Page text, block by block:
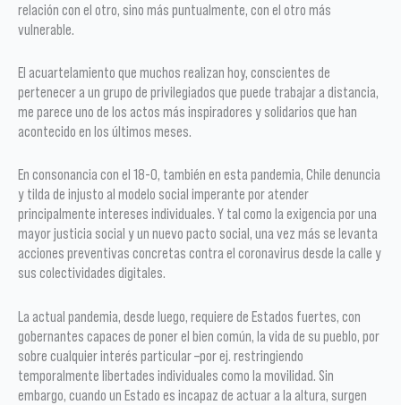
relación con el otro, sino más puntualmente, con el otro más
vulnerable.
El acuartelamiento que muchos realizan hoy, conscientes de
pertenecer a un grupo de privilegiados que puede trabajar a distancia,
me parece uno de los actos más inspiradores y solidarios que han
acontecido en los últimos meses.
En consonancia con el 18-O, también en esta pandemia, Chile denuncia
y tilda de injusto al modelo social imperante por atender
principalmente intereses individuales. Y tal como la exigencia por una
mayor justicia social y un nuevo pacto social, una vez más se levanta
acciones preventivas concretas contra el coronavirus desde la calle y
sus colectividades digitales.
La actual pandemia, desde luego, requiere de Estados fuertes, con
gobernantes capaces de poner el bien común, la vida de su pueblo, por
sobre cualquier interés particular –por ej. restringiendo
temporalmente libertades individuales como la movilidad. Sin
embargo, cuando un Estado es incapaz de actuar a la altura, surgen